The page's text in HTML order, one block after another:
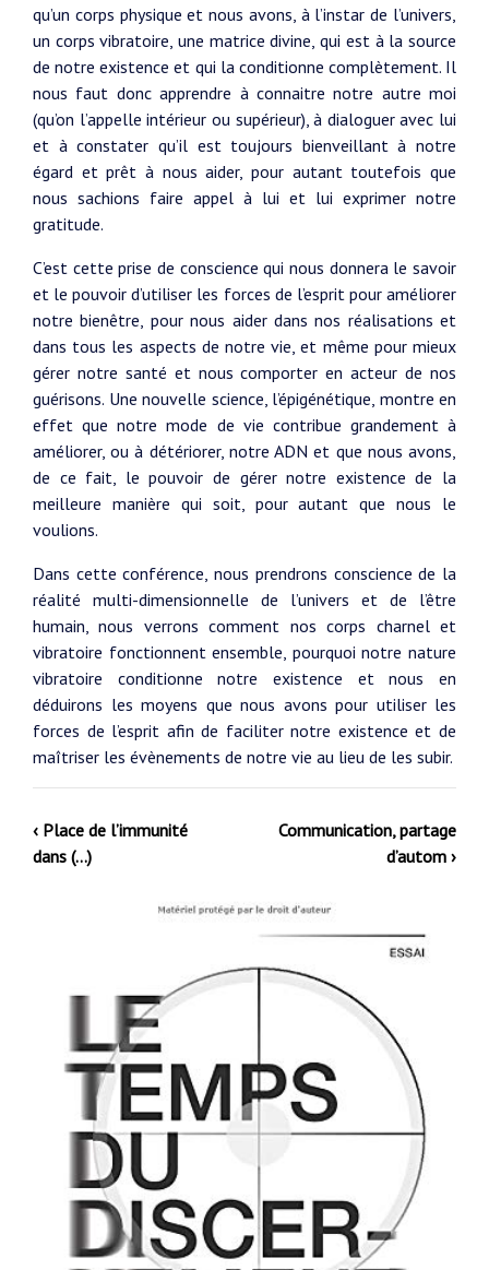
qu’un corps physique et nous avons, à l’instar de l’univers,
un corps vibratoire, une matrice divine, qui est à la source
de notre existence et qui la conditionne complètement. Il
nous faut donc apprendre à connaitre notre autre moi
(qu’on l’appelle intérieur ou supérieur), à dialoguer avec lui
et à constater qu’il est toujours bienveillant à notre
égard et prêt à nous aider, pour autant toutefois que
nous sachions faire appel à lui et lui exprimer notre
gratitude.
C’est cette prise de conscience qui nous donnera le savoir
et le pouvoir d’utiliser les forces de l’esprit pour améliorer
notre bienêtre, pour nous aider dans nos réalisations et
dans tous les aspects de notre vie, et même pour mieux
gérer notre santé et nous comporter en acteur de nos
guérisons. Une nouvelle science, l’épigénétique, montre en
effet que notre mode de vie contribue grandement à
améliorer, ou à détériorer, notre ADN et que nous avons,
de ce fait, le pouvoir de gérer notre existence de la
meilleure manière qui soit, pour autant que nous le
voulions.
Dans cette conférence, nous prendrons conscience de la
réalité multi-dimensionnelle de l’univers et de l’être
humain, nous verrons comment nos corps charnel et
vibratoire fonctionnent ensemble, pourquoi notre nature
vibratoire conditionne notre existence et nous en
déduirons les moyens que nous avons pour utiliser les
forces de l’esprit afin de faciliter notre existence et de
maîtriser les évènements de notre vie au lieu de les subir.
‹ Place de l’immunité
dans (…)
Communication, partage
d’autom ›